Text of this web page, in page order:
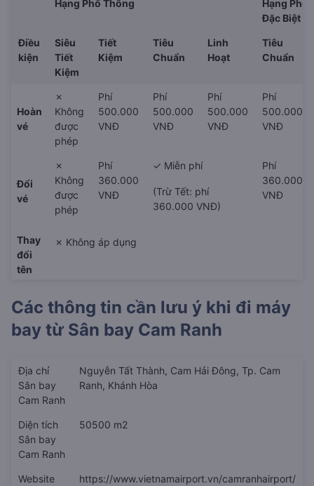
Hạng Phổ Thông
Hạng Phổ
Đặc Biệt
Điều
kiện
Siêu
Tiết
Kiệm
Tiết
Kiệm
Tiêu
Chuẩn
Linh
Hoạt
Tiêu
Chuẩn
Hoàn
vé
✗
Không
được
phép
Phí
500.000
VNĐ
Phí
500.000
VNĐ
Phí
500.000
VNĐ
Phí
500.000
VNĐ
Đổi
vé
✗
Không
được
phép
Phí
360.000
VNĐ
✓ Miễn phí
(Trừ Tết: phí
360.000 VNĐ)
Phí
360.000
VNĐ
Thay
đổi
tên
✗ Không áp dụng
Các thông tin cần lưu ý khi đi máy
bay từ Sân bay Cam Ranh
Địa chỉ
Sân bay
Cam Ranh
Nguyễn Tất Thành, Cam Hải Đông, Tp. Cam
Ranh, Khánh Hòa
Diện tích
Sân bay
Cam Ranh
50500 m2
Website
https://www.vietnamairport.vn/camranhairport/